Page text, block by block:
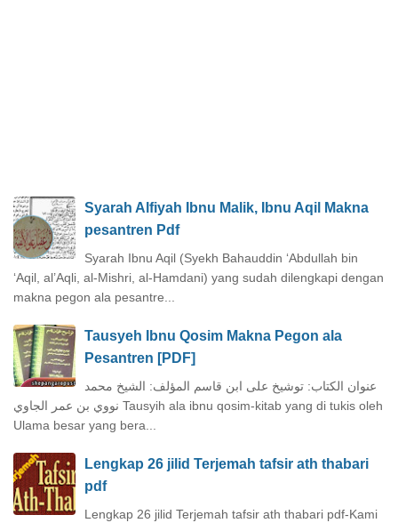
Syarah Alfiyah Ibnu Malik, Ibnu Aqil Makna
pesantren Pdf
Syarah Ibnu Aqil (Syekh Bahauddin ‘Abdullah bin
‘Aqil, al’Aqli, al-Mishri, al-Hamdani) yang sudah dilengkapi dengan
makna pegon ala pesantre...
Tausyeh Ibnu Qosim Makna Pegon ala
Pesantren [PDF]
عنوان الكتاب: توشيخ على ابن قاسم المؤلف: الشيخ محمد
نووي بن عمر الجاوي Tausyih ala ibnu qosim-kitab yang di tukis oleh
Ulama besar yang bera...
Lengkap 26 jilid Terjemah tafsir ath thabari
pdf
Lengkap 26 jilid Terjemah tafsir ath thabari pdf-Kami